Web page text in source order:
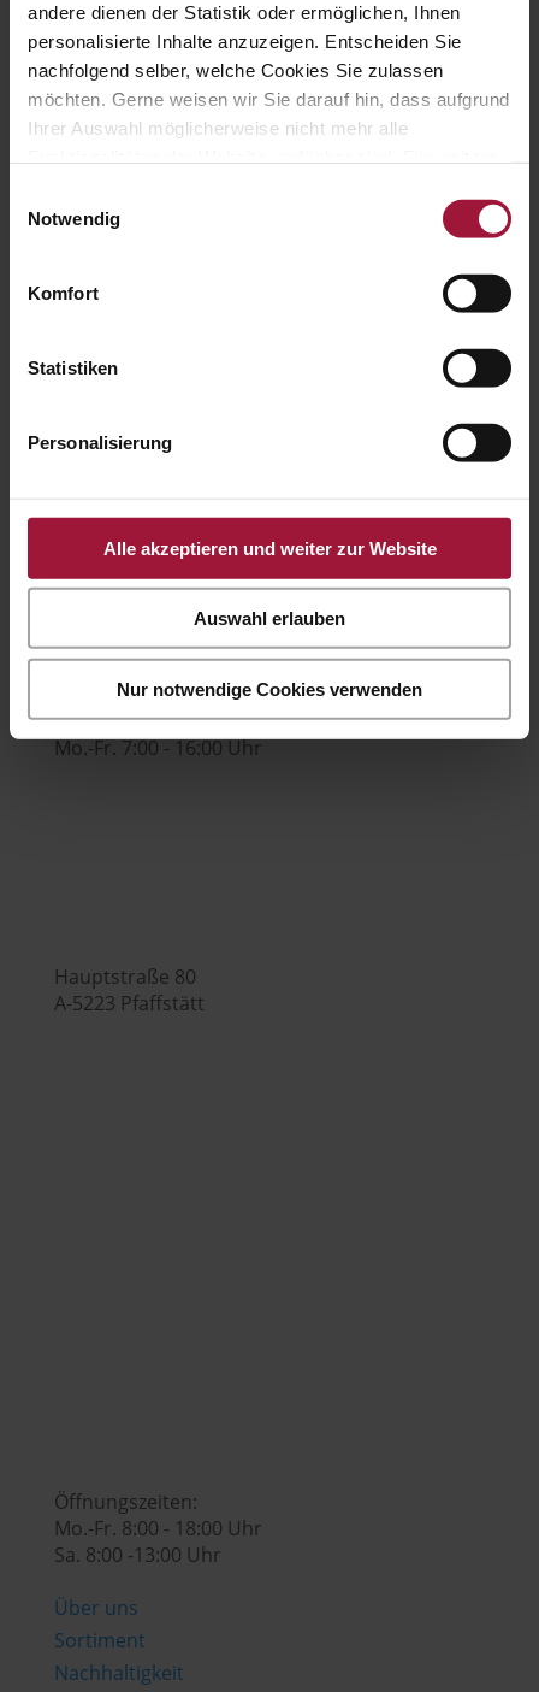
andere dienen der Statistik oder ermöglichen, Ihnen
personalisierte Inhalte anzuzeigen. Entscheiden Sie
nachfolgend selber, welche Cookies Sie zulassen
möchten. Gerne weisen wir Sie darauf hin, dass aufgrund
Ihrer Auswahl möglicherweise nicht mehr alle
Datenschutzerklärung und Cookie Policy.
Notwendig
Komfort
Statistiken
Personalisierung
Alle akzeptieren und weiter zur Website
Auswahl erlauben
Nur notwendige Cookies verwenden
Hubers Landhendl GmbH

A-5223 Pfaffstätt


office@huberslandhendl.at

Bürozeiten:
Mo.-Fr. 7:00 - 16:00 Uhr
Hauptstraße 80
A-5223 Pfaffstätt
Öffnungszeiten:
Mo.-Fr. 8:00 - 18:00 Uhr
Sa. 8:00 -13:00 Uhr
Über uns
Sortiment
Nachhaltigkeit